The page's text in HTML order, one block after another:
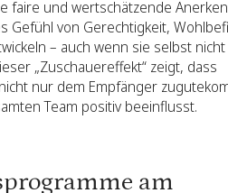
faire und wertschätzende
Gefühl von Gerechtigkeit,
– auch wenn sie selbst nicht
„Zuschauereffekt“ zeigt, dass
nur dem Empfänger
Team positiv beeinflusst.
am